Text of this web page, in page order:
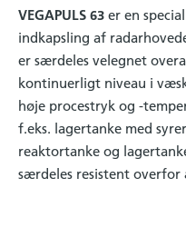
VEGAPULS 63 er en
indkapsling af
er særdeles velegnet
kontinuerligt niveau i
høje procestryk og -
f.eks. lagertanke med
reaktortanke og
særdeles resistent overfor